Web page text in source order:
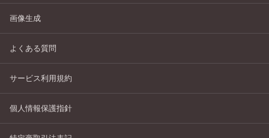
画像生成
よくある質問
サービス利用規約
個人情報保護指針